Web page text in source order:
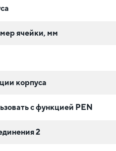
ячейки, мм
корпуса
с функцией PEN
2